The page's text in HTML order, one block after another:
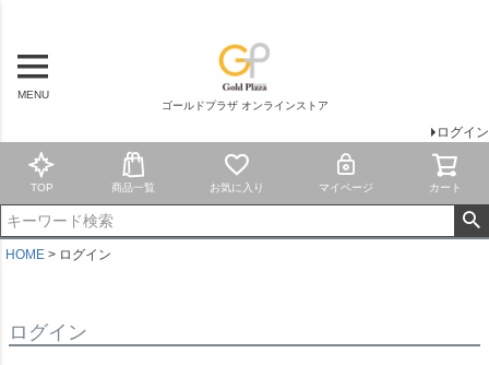
MENU
ゴールドプラザ オンラインストア
ログイン
TOP 商品一覧 お気に入り マイページ カート
HOME ログイン
ログイン